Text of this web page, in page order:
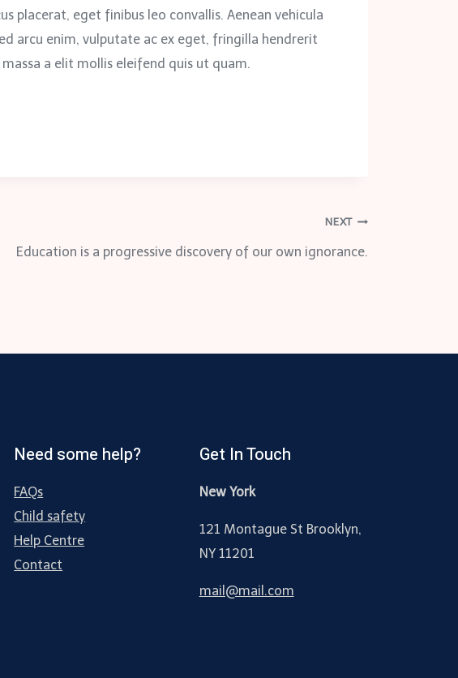
placerat, eget finibus leo convallis. Aenean vehicula
arcu enim, vulputate ac ex eget, fringilla hendrerit
a elit mollis eleifend quis ut quam.
NEXT
Education is a progressive discovery of our own ignorance.
Need some help?
FAQs
Child safety
Help Centre
Contact
Get In Touch
New York
121 Montague St Brooklyn,
NY 11201
mail@mail.com